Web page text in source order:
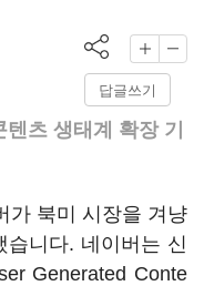
답글쓰기
츠 생태계 확장 기
가 북미 시장을 겨냥
습니다. 네이버는 신
Generated Conte